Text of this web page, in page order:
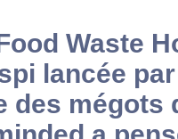
Waste
lancée
des mégots